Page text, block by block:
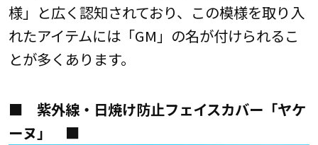
様」と広く認知されており、この模様を取り入
れたアイテムには「GM」の名が付けられるこ
とが多くあります。
■ 紫外線・日焼け防止フェイスカバー「ヤケ
ーヌ」 ■